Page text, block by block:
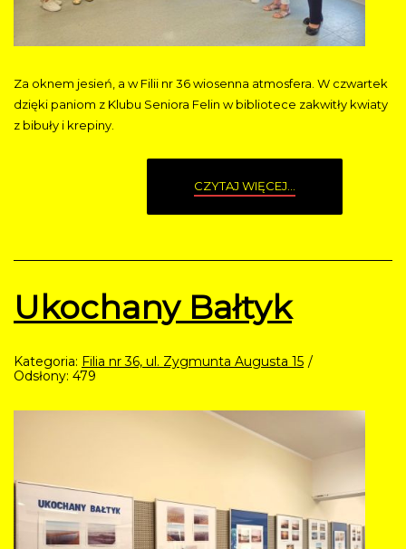
Za oknem jesień, a w Filii nr 36 wiosenna atmosfera. W czwartek
dzięki paniom z Klubu Seniora Felin w bibliotece zakwitły kwiaty
z bibuły i krepiny.
CZYTAJ WIĘCEJ...
Ukochany Bałtyk
Kategoria: Filia nr 36, ul. Zygmunta Augusta 15
Odsłony: 479